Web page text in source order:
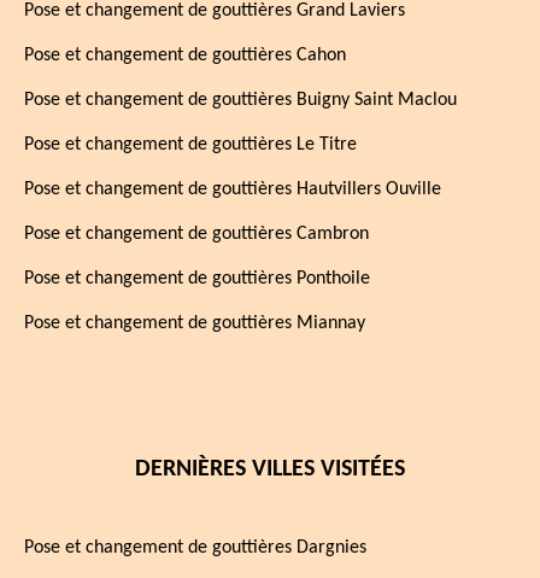
Pose et changement de gouttières Grand Laviers
Pose et changement de gouttières Cahon
Pose et changement de gouttières Buigny Saint Maclou
Pose et changement de gouttières Le Titre
Pose et changement de gouttières Hautvillers Ouville
Pose et changement de gouttières Cambron
Pose et changement de gouttières Ponthoile
Pose et changement de gouttières Miannay
DERNIÈRES VILLES VISITÉES
Pose et changement de gouttières Dargnies